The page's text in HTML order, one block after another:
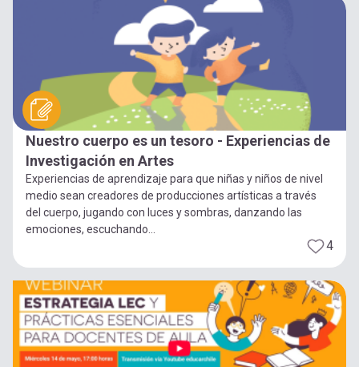
Nuestro cuerpo es un tesoro - Experiencias de
Investigación en Artes
Experiencias de aprendizaje para que niñas y niños de nivel
medio sean creadores de producciones artísticas a través
del cuerpo, jugando con luces y sombras, danzando las
emociones, escuchando...
4